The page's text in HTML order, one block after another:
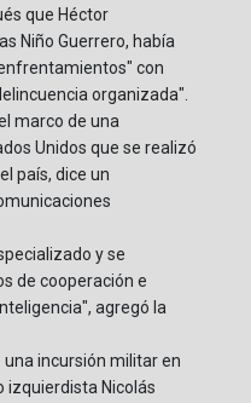
que Héctor
Niño Guerrero, había
con
organizada".
marco de una
Unidos que se realizó
país, dice un
y se
de cooperación e
agregó la
una incursión militar en
izquierdista Nicolás